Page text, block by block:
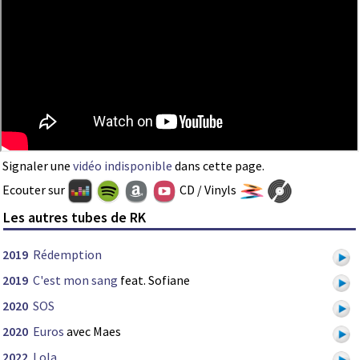
Signaler une vidéo indisponible dans cette page.
Ecouter sur
CD / Vinyls
Les autres tubes de RK
2019 Rédemption
2019 C'est mon sang feat. Sofiane
2020 SOS
2020 Euros avec Maes